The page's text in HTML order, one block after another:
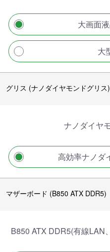
大画面
大
グリス (ナノダイヤモンドグリス)
ナノダイヤ
高効率ナノダ
マザーボード (B850 ATX DDR5)
B850 ATX DDR5(有線LAN